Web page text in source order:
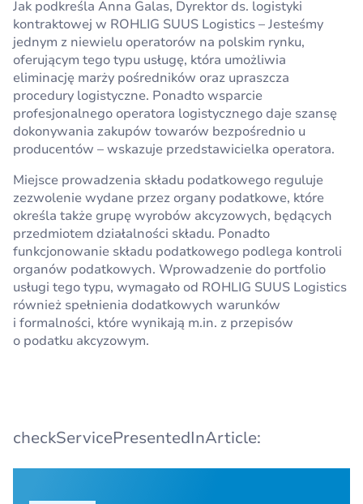
Jak podkreśla Anna Galas, Dyrektor ds. logistyki
kontraktowej w ROHLIG SUUS Logistics – Jesteśmy
jednym z niewielu operatorów na polskim rynku,
oferującym tego typu usługę, która umożliwia
eliminację marży pośredników oraz upraszcza
procedury logistyczne. Ponadto wsparcie
profesjonalnego operatora logistycznego daje szansę
dokonywania zakupów towarów bezpośrednio u
producentów – wskazuje przedstawicielka operatora.
Miejsce prowadzenia składu podatkowego reguluje
zezwolenie wydane przez organy podatkowe, które
określa także grupę wyrobów akcyzowych, będących
przedmiotem działalności składu. Ponadto
funkcjonowanie składu podatkowego podlega kontroli
organów podatkowych. Wprowadzenie do portfolio
usługi tego typu, wymagało od ROHLIG SUUS Logistics
również spełnienia dodatkowych warunków
i formalności, które wynikają m.in. z przepisów
o podatku akcyzowym.
checkServicePresentedInArticle: